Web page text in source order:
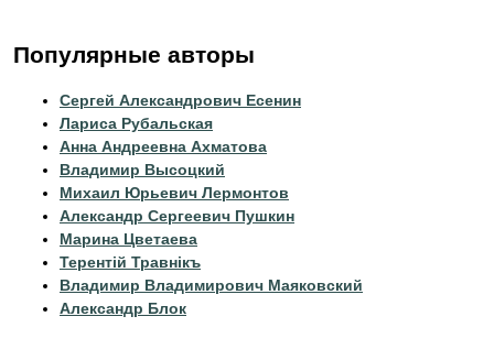
Популярные авторы
Сергей Александрович Есенин
Лариса Рубальская
Анна Андреевна Ахматова
Владимир Высоцкий
Михаил Юрьевич Лермонтов
Александр Сергеевич Пушкин
Марина Цветаева
Терентiй Травнiкъ
Владимир Владимирович Маяковский
Александр Блок